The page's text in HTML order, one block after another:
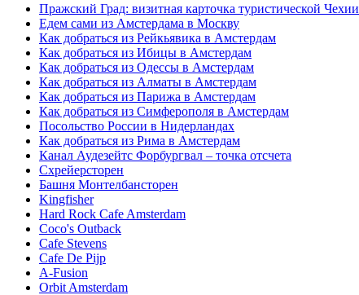
Пражский Град: визитная карточка туристической Чехии
Едем сами из Амстердама в Москву
Как добраться из Рейкьявика в Амстердам
Как добраться из Ибицы в Амстердам
Как добраться из Одессы в Амстердам
Как добраться из Алматы в Амстердам
Как добраться из Парижа в Амстердам
Как добраться из Симферополя в Амстердам
Посольство России в Нидерландах
Как добраться из Рима в Амстердам
Канал Аудезейтс Форбургвал – точка отсчета
Схрейерсторен
Башня Монтелбансторен
Kingfisher
Hard Rock Cafe Amsterdam
Coco's Outback
Cafe Stevens
Cafe De Pijp
A-Fusion
Orbit Amsterdam